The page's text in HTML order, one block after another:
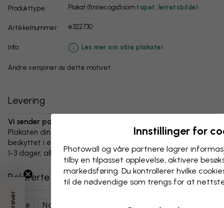
Produkttype: Plakat (finnes også som tapet lerretsbilde)
Artikkelnummer: e322730
info: Les mer om våre plakater
Andre versjoner av dette motivet:
Levering
Vi sender pakken innen 1-3 dager:
Plakaten din og alt tilbehør er nøye pakket og levert
beskyttet i en slitesterk bølgepappboks. Pakken sendes innen
1-3 dager, alltid med fri frakt.
Relaterte kategorier
Stue Natur Magnoliaer
Innstillinger for
Photowall og våre partnere lagrer
tilby en tilpasset opplevelse, aktivere
markedsføring. Du kontrollerer hvilke
til de nødvendige som trengs for at